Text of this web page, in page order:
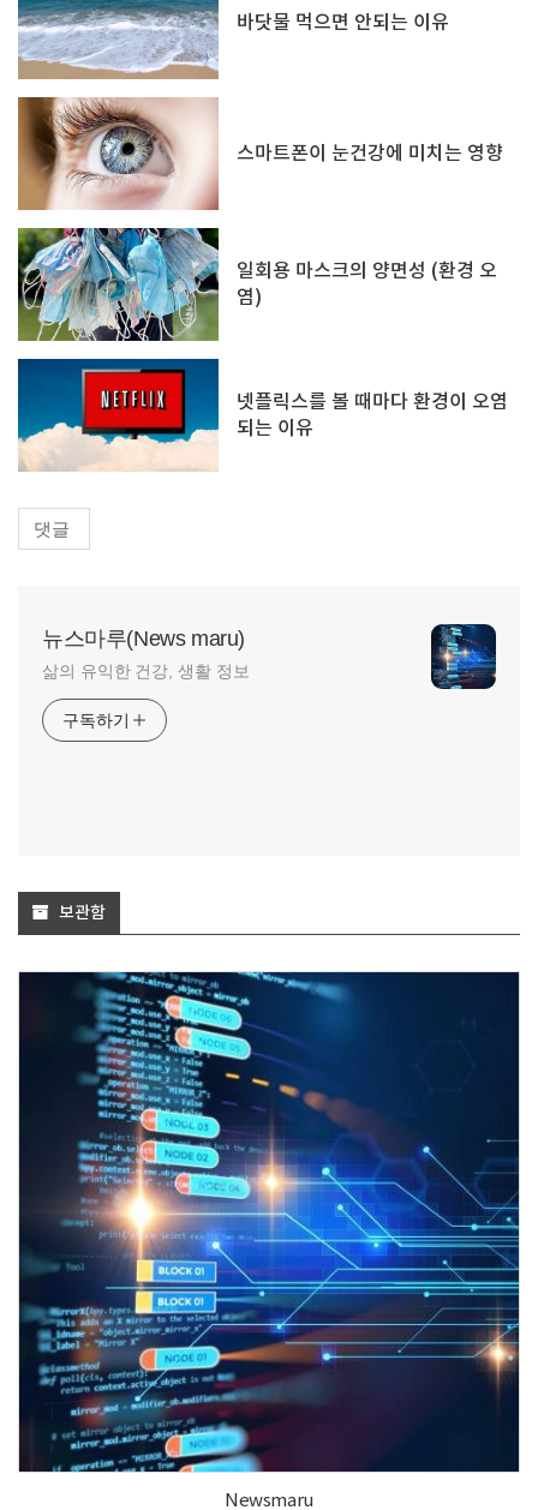
바닷물 먹으면 안되는 이유
스마트폰이 눈건강에 미치는 영향
일회용 마스크의 양면성 (환경 오
염)
넷플릭스를 볼 때마다 환경이 오염
되는 이유
댓글
뉴스마루(News maru)
삶의 유익한 건강, 생활 정보
구독하기
보관함
Newsmaru